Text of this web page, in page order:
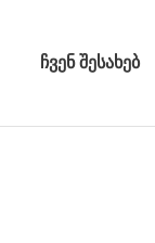
ჩვენ შესახებ